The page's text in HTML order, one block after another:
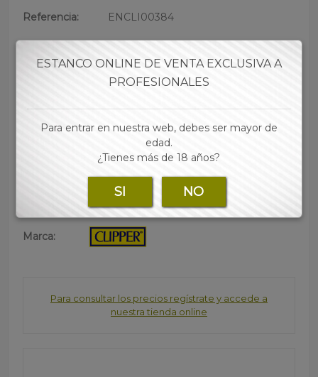
Referencia: ENCLI00384
El carrousel contiene las siguientes referencias clipper
• Metallic pastel 48uds
• soft touch all black 48uds
• Las mejores marcas de papel, tubos, filtros y
accesorios para tu estanco lo encontraras en nuestra
Marca:
Para consultar los precios regístrate y accede a
nuestra tienda online
ESTANCO ONLINE DE VENTA EXCLUSIVA A
PROFESIONALES
Para entrar en nuestra web, debes ser mayor de
edad.
¿Tienes más de 18 años?
SI NO